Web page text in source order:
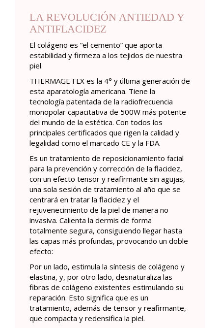
LA REVOLUCIÓN ANTIEDAD Y
ANTIFLACIDEZ
El colágeno es “el cemento” que aporta
estabilidad y firmeza a los tejidos de nuestra
piel.
THERMAGE FLX es la 4° y última generación de
esta aparatología americana. Tiene la
tecnología patentada de la radiofrecuencia
monopolar capacitativa de 500W más potente
del mundo de la estética. Con todos los
principales certificados que rigen la calidad y
legalidad como el marcado CE y la FDA.
Es un tratamiento de reposicionamiento facial
para la prevención y corrección de la flacidez,
con un efecto tensor y reafirmante sin agujas,
una sola sesión de tratamiento al año que se
centrará en tratar la flacidez y el
rejuvenecimiento de la piel de manera no
invasiva. Calienta la dermis de forma
totalmente segura, consiguiendo llegar hasta
las capas más profundas, provocando un doble
efecto:
Por un lado, estimula la síntesis de colágeno y
elastina, y, por otro lado, desnaturaliza las
fibras de colágeno existentes estimulando su
reparación. Esto significa que es un
tratamiento, además de tensor y reafirmante,
que compacta y redensifica la piel.